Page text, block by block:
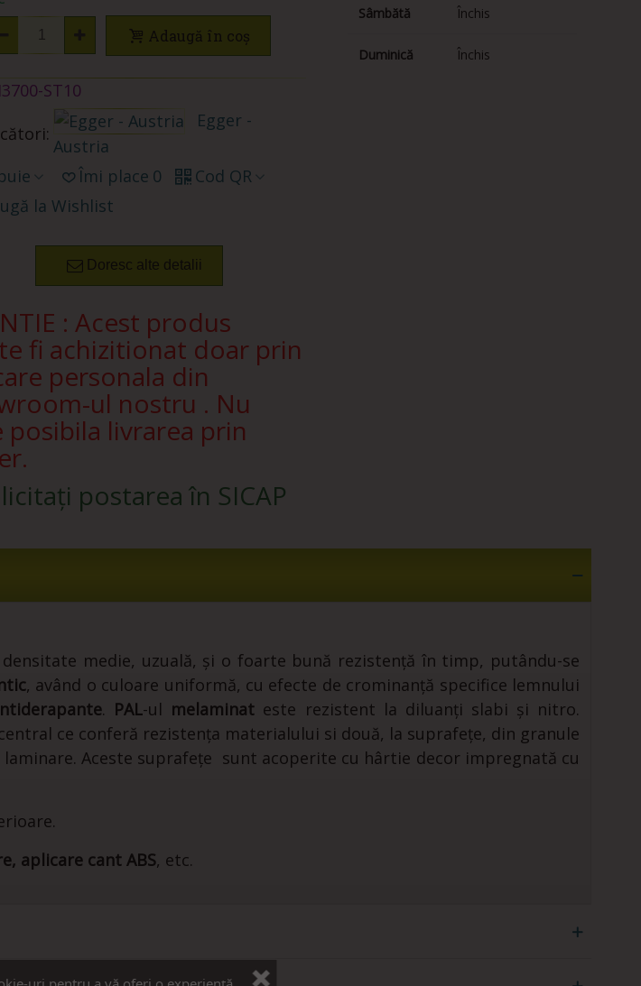
Adaugă în coș
ST10
Egger -
Austria
Îmi place 0
Cod QR
la Wishlist
Doresc alte detalii
: Acest produs
fi achizitionat doar prin
personala din
ul nostru . Nu
posibila livrarea prin
postarea în SICAP
Sâmbătă Închis
Duminică Închis
medie, uzuală, și o foarte bună rezistență în timp, putându-se
, având o culoare uniformă, cu efecte de crominanță specifice lemnului
. PAL-ul melaminat este rezistent la diluanți slabi și nitro.
ce conferă rezistența materialului si două, la suprafețe, din granule
Aceste suprafețe sunt acoperite cu hârtie decor impregnată cu
aplicare cant ABS, etc.